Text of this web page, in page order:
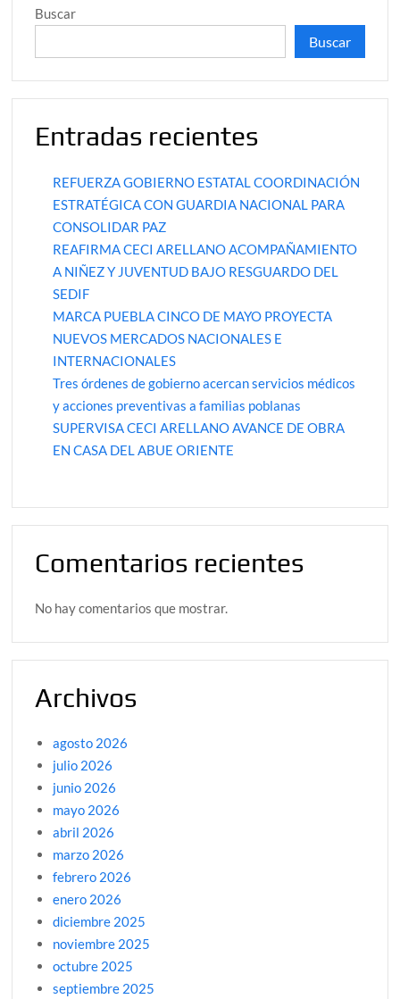
Buscar
Buscar
Entradas recientes
REFUERZA GOBIERNO ESTATAL COORDINACIÓN
ESTRATÉGICA CON GUARDIA NACIONAL PARA
CONSOLIDAR PAZ
REAFIRMA CECI ARELLANO ACOMPAÑAMIENTO
A NIÑEZ Y JUVENTUD BAJO RESGUARDO DEL
SEDIF
MARCA PUEBLA CINCO DE MAYO PROYECTA
NUEVOS MERCADOS NACIONALES E
INTERNACIONALES
Tres órdenes de gobierno acercan servicios médicos
y acciones preventivas a familias poblanas
SUPERVISA CECI ARELLANO AVANCE DE OBRA
EN CASA DEL ABUE ORIENTE
Comentarios recientes
No hay comentarios que mostrar.
Archivos
agosto 2026
julio 2026
junio 2026
mayo 2026
abril 2026
marzo 2026
febrero 2026
enero 2026
diciembre 2025
noviembre 2025
octubre 2025
septiembre 2025